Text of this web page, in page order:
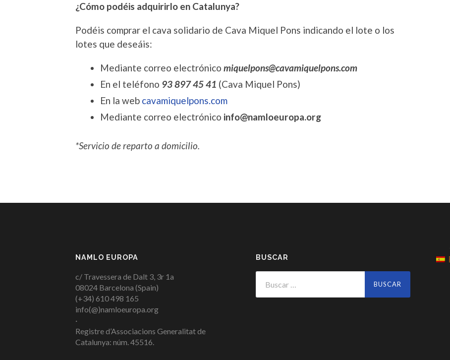
¿Cómo podéis adquirirlo en Catalunya?
Podéis comprar el cava solidario de Cava Miquel Pons indicando el lote o los
lotes que deseáis:
Mediante correo electrónico miquelpons@cavamiquelpons.com
En el teléfono 93 897 45 41 (Cava Miquel Pons)
En la web cavamiquelpons.com
Mediante correo electrónico info@namloeuropa.org
*Servicio de reparto a domicilio.
NAMLO EUROPA
c/ Travessera de Dalt 3, 3r 1a
08024 Barcelona (Spain)
(+34) 610 498 165
info(@)namloeuropa.org
·
Registre d’Associacions Generalitat de
Catalunya: núm. 45516.
BUSCAR